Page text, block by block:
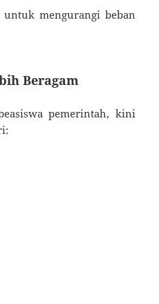
mengurangi beban
Beragam
pemerintah, kini